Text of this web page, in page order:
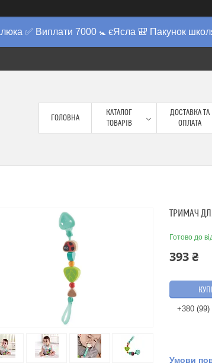
✅ Виплати 7000 🚼 єЯсла 🎒 Пакунок
ГОЛОВНА
КАТАЛОГ
ТОВАРІВ
ДОСТАВКА ТА
ОПЛАТА
ТРИМАЧ
Готово до
393 ₴
+380 (99)